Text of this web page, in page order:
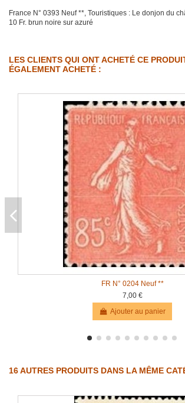
France N° 0393 Neuf **, Touristiques : Le donjon du
10 Fr. brun noire sur azuré
LES CLIENTS QUI ONT ACHETÉ CE
ÉGALEMENT ACHETÉ :
FR N° 0204 Neuf **
7,00 €
Ajouter au panier
16 AUTRES PRODUITS DANS LA MÊME